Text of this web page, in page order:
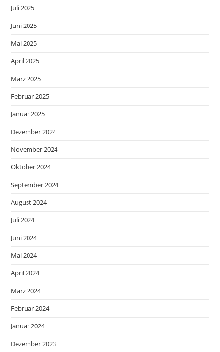
Juli 2025
Juni 2025
Mai 2025
April 2025
März 2025
Februar 2025
Januar 2025
Dezember 2024
November 2024
Oktober 2024
September 2024
August 2024
Juli 2024
Juni 2024
Mai 2024
April 2024
März 2024
Februar 2024
Januar 2024
Dezember 2023